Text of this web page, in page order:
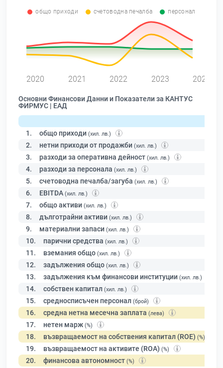
общо приходи счетоводна печалба персонал
2020 2021 2022 2023 2024
Основни Финансови Данни и Показатели за КАНТУС
ФИРМУС | ЕАД
1. общо приходи (хил. лв.)
2. нетни приходи от продажби (хил. лв.)
3. разходи за оперативна дейност (хил. лв.)
4. разходи за персонала (хил. лв.)
5. счетоводна печалба/загуба (хил. лв.)
6. EBITDA (хил. лв.)
7. общо активи (хил. лв.)
8. дълготрайни активи (хил. лв.)
9. материални запаси (хил. лв.)
10. парични средства (хил. лв.)
11. вземания общо (хил. лв.)
12. задължения общо (хил. лв.)
13. задължения към финансови институции (хил. лв.)
14. собствен капитал (хил. лв.)
15. средносписъчен персонал (брой)
16. средна нетна месечна заплата (лева)
17. нетен марж (%)
18. възвращаемост на собствения капитал (ROE) (%)
19. възвращаемост на активите (ROA) (%)
20. финансова автономност (%)